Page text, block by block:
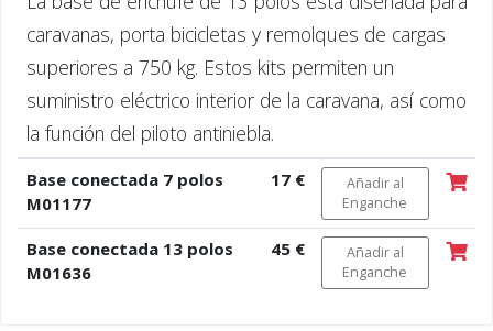
caravanas, porta bicicletas y remolques de cargas
superiores a 750 kg. Estos kits permiten un
suministro eléctrico interior de la caravana, así como
la función del piloto antiniebla.
Base conectada 7 polos
M01177
17 €
Añadir al
Enganche
Base conectada 13 polos
M01636
45 €
Añadir al
Enganche